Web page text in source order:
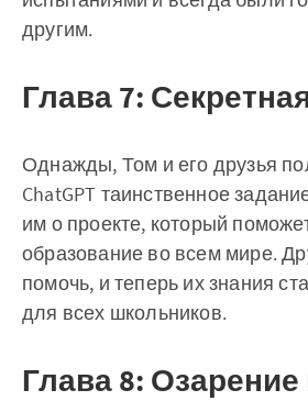
другим.
Глава 7:
Однажды, Том и его друзья
ChatGPT таинственное
им о проекте, который
образование во всем мире.
помочь, и теперь их знания
для всех школьников.
Глава 8: